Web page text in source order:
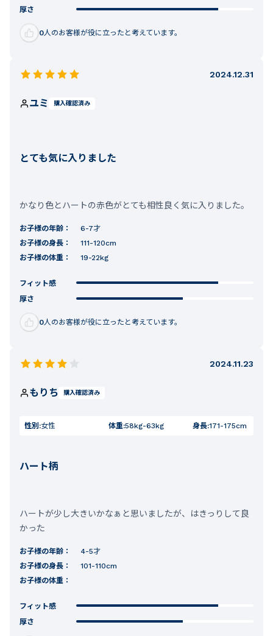
厚さ
0人のお客様が役に立ったと考えています。
2024.12.31
ユミ 購入確認済み
とても気に入りました
かなり色とハートの赤色がとても相性良く気に入りました。
お子様の年齢：
6-7才
お子様の身長：
111-120cm
お子様の体重：
19-22kg
フィット感
厚さ
0人のお客様が役に立ったと考えています。
2024.11.23
もりち 購入確認済み
性別:女性 体重:58kg-63kg 身長:171-175cm
ハート柄
ハートが少し大きいかなぁと思いましたが、はきっりして良
かった
お子様の年齢：
4-5才
お子様の身長：
101-110cm
お子様の体重：
フィット感
厚さ